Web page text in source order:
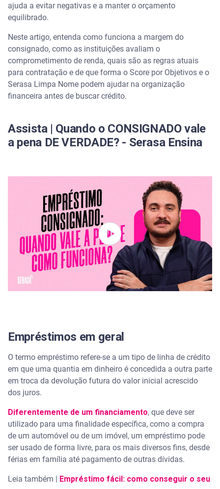
Quais são as regras de comprometimento de renda
Margem consignável
Como é calculada a margem do consignado?
Como o comprometimento de renda aparece na
E o Score por Objetivo, como entra nessa conta?
Quem pode solicitar um empréstimo consignado?
Quando solicitar empréstimo consignado?
Alternativa para quitação de dívidas
Por onde começar a quitar dívidas?
Encontre as melhores opções de empréstimo no
Serasa Crédito e organize suas finanças
Como o banco classifica o comprometimento de
renda?
Quantos por cento do salário pode ser
comprometido com empréstimo?
: Quem ganha R$ 2 mil pode pegar quanto de
empréstimo?
ajuda a evitar negativas e a manter o orçamento
equilibrado.
Neste artigo, entenda como funciona a margem do
consignado, como as instituições avaliam o
comprometimento de renda, quais são as regras atuais
para contratação e de que forma o Score por Objetivos e o
Serasa Limpa Nome podem ajudar na organização
financeira antes de buscar crédito.
Assista | Quando o CONSIGNADO vale
a pena DE VERDADE? - Serasa Ensina
Empréstimos em geral
O termo empréstimo refere-se a um tipo de linha de crédito
em que uma quantia em dinheiro é concedida a outra parte
em troca da devolução futura do valor inicial acrescido
dos juros.
Diferentemente de um financiamento, que deve ser
utilizado para uma finalidade específica, como a compra
de um automóvel ou de um imóvel, um empréstimo pode
ser usado de forma livre, para os mais diversos fins, desde
férias em família até pagamento de outras dívidas.
Leia também | Empréstimo fácil: como conseguir o seu